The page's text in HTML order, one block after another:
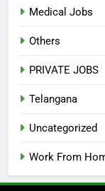
Medical Jobs
Others
PRIVATE JOBS
Telangana
Uncategorized
Work From